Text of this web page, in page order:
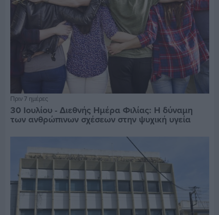
Πριν 7 ημέρες
30 Ιουλίου - Διεθνής Ημέρα Φιλίας: Η δύναμη
των ανθρώπινων σχέσεων στην ψυχική υγεία